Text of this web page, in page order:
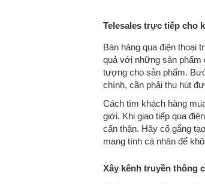
Telesales trực tiếp cho
Bán hàng qua điện thoại
quả với những sản phẩm
tượng cho sản phẩm.
chính, cần phải thu hút
Cách tìm khách hàng
giới. Khi giao tiếp qua
cẩn thận. Hãy cố gắng
mang tính cá nhân để
Xây kênh truyền thông